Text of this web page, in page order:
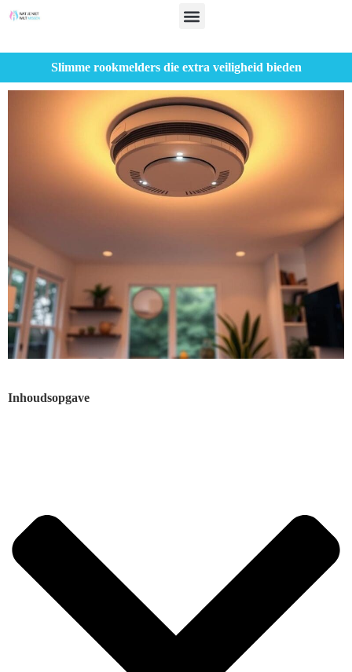
Slimme rookmelders die extra veiligheid bieden
Inhoudsopgave